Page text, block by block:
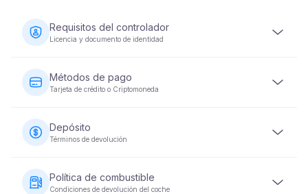
Requisitos del controlador
Licencia y documento de identidad
licencia de conducir válida. También se requiere un
documento de identidad (pasaporte o ID nacional).
Algunos vehículos pueden requerir que el conductor
Métodos de pago
Tarjeta de crédito o Criptomoneda
con tarjeta de crédito o criptomoneda. Se requiere el
pago completo en el momento de la reserva para
asegurar su reservación.
Depósito
Términos de devolución
antes de entregar el vehículo. El monto del depósito varía
según la categoría del vehículo y se devolverá dentro de
Política de combustible
Condiciones de devolución del coche